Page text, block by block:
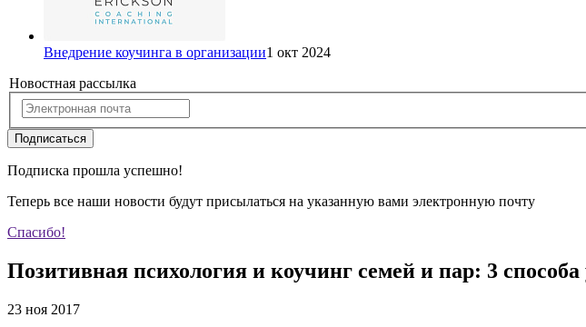
Внедрение коучинга в организации1 окт 2024
Новостная рассылка
Подписаться
Подписка прошла успешно!
Теперь все наши новости будут присылаться на указанную вами электронную почту
Спасибо!
Позитивная психология и коучинг семей и пар: 3
23 ноя 2017